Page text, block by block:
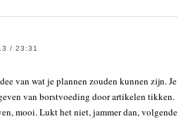
/ 23:31
van wat je plannen zouden kunnen zijn. Je
van borstvoeding door artikelen tikken.
mooi. Lukt het niet, jammer dan, volgende